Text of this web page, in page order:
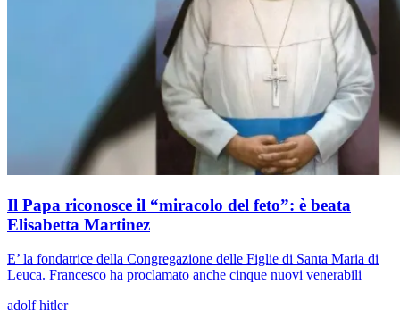
Il Papa riconosce il “miracolo del feto”: è beata
Elisabetta Martinez
E’ la fondatrice della Congregazione delle Figlie di Santa Maria di
Leuca. Francesco ha proclamato anche cinque nuovi venerabili
adolf hitler